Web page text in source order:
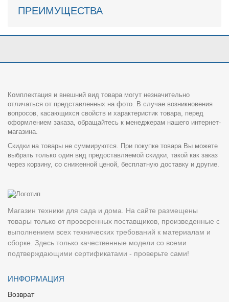
ПРЕИМУЩЕСТВА
Комплектация и внешний вид товара могут незначительно
отличаться от представленных на фото. В случае возникновения
вопросов, касающихся свойств и характеристик товара, перед
оформлением заказа, обращайтесь к менеджерам нашего интернет-
магазина.
Скидки на товары не суммируются. При покупке товара Вы можете
выбрать только один вид предоставляемой скидки, такой как заказ
через корзину, со сниженной ценой, бесплатную доставку и другие.
Магазин техники для сада и дома. На сайте размещены
товары только от проверенных поставщиков, произведенные с
выполнением всех технических требований к материалам и
сборке. Здесь только качественные модели со всеми
подтверждающими сертификатами - проверьте сами!
ИНФОРМАЦИЯ
Возврат